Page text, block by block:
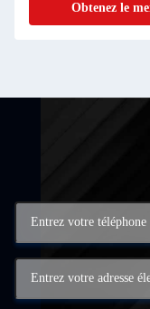
Obtenez le